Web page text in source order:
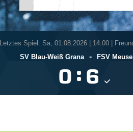
Letztes Spiel: Sa, 01.08.2026| 14:00 |
SV Blau-Weiß Grana
- FSV
 : 